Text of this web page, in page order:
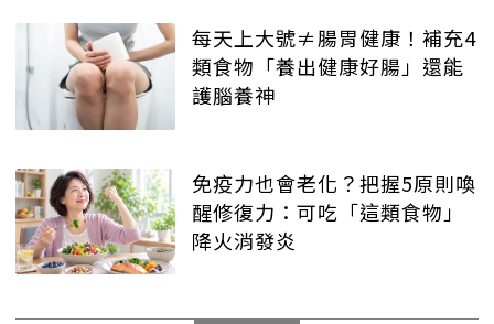
每天上大號≠腸胃健康！補充4
類食物「養出健康好腸」還能
護腦養神
免疫力也會老化？把握5原則喚
醒修復力：可吃「這類食物」
降火消發炎